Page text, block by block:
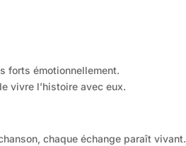
forts émotionnellement.
vivre l’histoire avec eux.
chaque échange paraît vivant.